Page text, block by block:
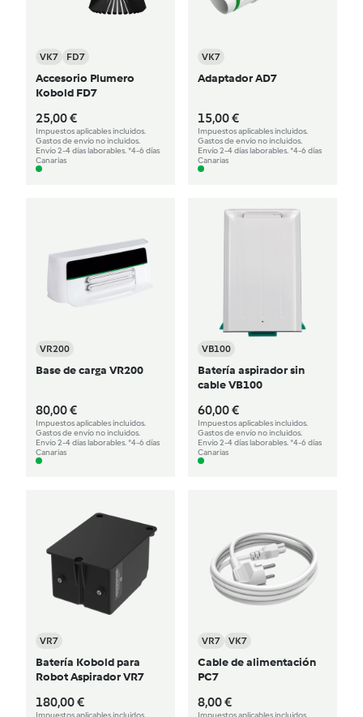
VK7 FD7
Accesorio Plumero
Kobold FD7
25,00 €
Impuestos aplicables incluidos.
Gastos de envío no incluidos.
Envío 2-4 días laborables. *4-6 días
Canarias
VK7
Adaptador AD7
15,00 €
Impuestos aplicables incluidos.
Gastos de envío no incluidos.
Envío 2-4 días laborables. *4-6 días
Canarias
VR200
Base de carga VR200
80,00 €
Impuestos aplicables incluidos.
Gastos de envío no incluidos.
Envío 2-4 días laborables. *4-6 días
Canarias
VB100
Batería aspirador sin
cable VB100
60,00 €
Impuestos aplicables incluidos.
Gastos de envío no incluidos.
Envío 2-4 días laborables. *4-6 días
Canarias
VR7
Batería Kobold para
Robot Aspirador VR7
180,00 €
Impuestos aplicables incluidos.
VR7 VK7
Cable de alimentación
PC7
8,00 €
Impuestos aplicables incluidos.